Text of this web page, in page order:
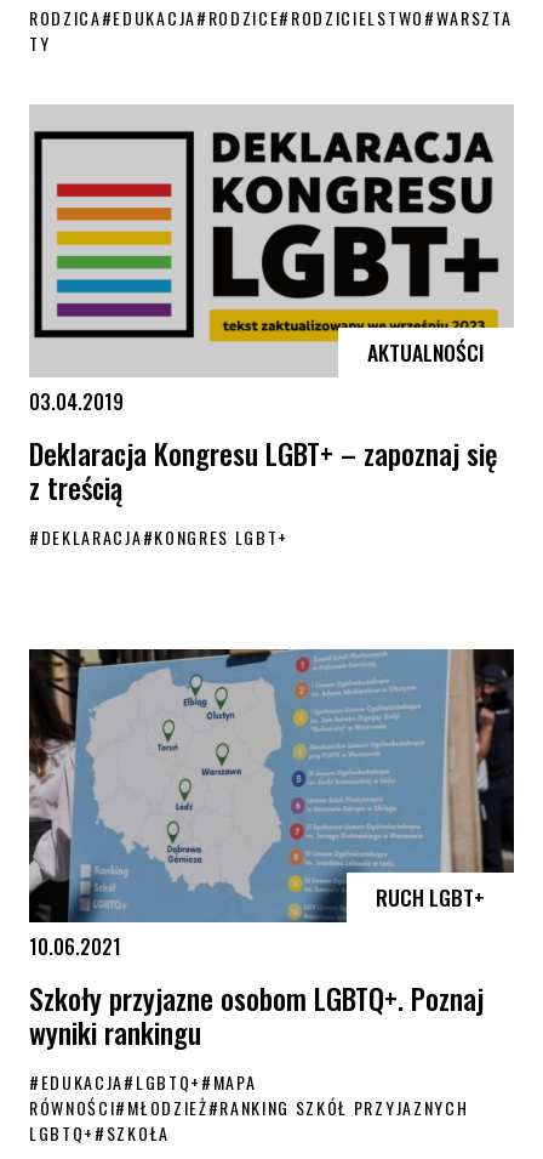
RODZICA#EDUKACJA#RODZICE#RODZICIELSTWO#WARSZTA
TY
AKTUALNOŚCI
03.04.2019
Deklaracja Kongresu LGBT+ – zapoznaj się
z treścią
#DEKLARACJA#KONGRES LGBT+
RUCH LGBT+
10.06.2021
Szkoły przyjazne osobom LGBTQ+. Poznaj
wyniki rankingu
#EDUKACJA#LGBTQ+#MAPA
RÓWNOŚCI#MŁODZIEŻ#RANKING SZKÓŁ PRZYJAZNYCH
LGBTQ+#SZKOŁA